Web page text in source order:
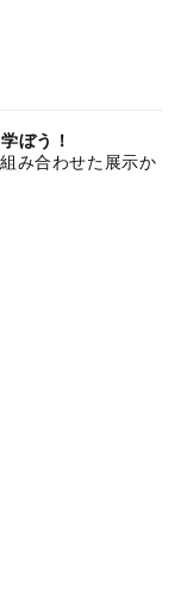
ぼう！
み合わせた展示か